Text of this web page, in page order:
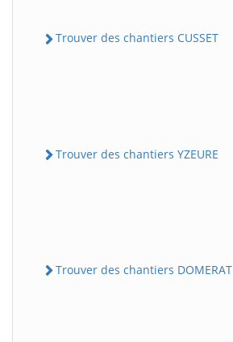
Trouver des chantiers CUSSET
Trouver des chantiers YZEURE
Trouver des chantiers DOMERAT